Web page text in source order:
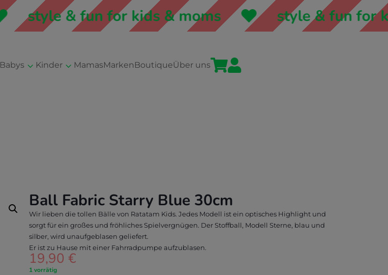
style & fun for kids & moms style & fun for
Babys 3 Kinder3 MamasMarkenBoutiqueÜber uns 
Ball Fabric Starry Blue 30cm
Wir lieben die tollen Bälle von Ratatam Kids. Jedes Modell ist ein optisches Highlight und
sorgt für ein großes und fröhliches Spielvergnügen. Der Stoffball, Modell Sterne, blau und
silber, wird unaufgeblasen geliefert.
Er ist zu Hause mit einer Fahrradpumpe aufzublasen.
19,90 €
1 vorrätig